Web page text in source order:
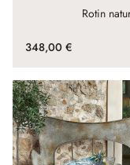
Rotin
348,00 €